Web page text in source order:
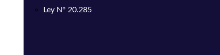
Ley N° 20.285